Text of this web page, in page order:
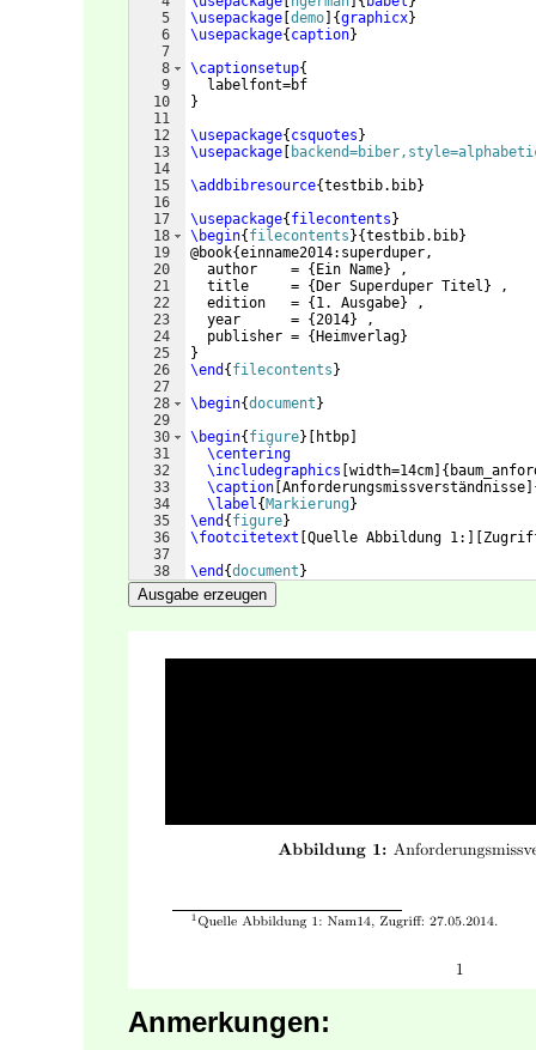
5
6
7
8
9
10
11
12
13
14
15
16
17
18
19
20
21
22
23
24
25
26
27
28
29
30
31
32
33
34
35
36
37
38
\usepackage demo {graphicx}
\usepackage{ caption}
\captionsetup{
  labelfont=bf
}
\usepackage{ csquotes }
\usepackage
\addbibresource{testbib.bib}
\usepackage{ filecontents }
\begin{ filecontents }{testbib.bib}
@book{einname2014:superduper,
  author    =
{ Ein Name} ,
  title     =
{ Der Superduper Titel } ,
  edition   =
{ 1. Ausgabe} ,
  year      =
{2014} ,
  publisher =
{ Heimverlag}
}
\end { filecontents }
\begin{document }
\begin{ figure} htbp
\centering
\includegraphics width=14cm {
\caption Anforderungsmissverständnisse
\label{ Markierung }
\end { figure}
\footcitetext Quelle Abbildung 1:
\end {document }
Ausgabe erzeugen
Anmerkungen: